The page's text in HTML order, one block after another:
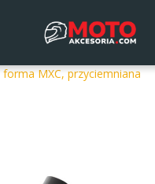
DLA MOTOCYKLA Szyby
forma MXC, przyciemniana